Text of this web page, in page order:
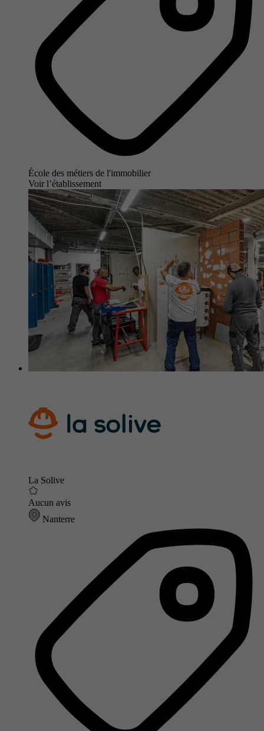
École des métiers de l'immobilier
Voir l’établissement
La Solive
Aucun avis
Nanterre